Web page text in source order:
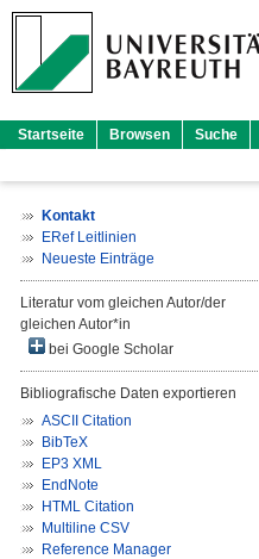
Startseite Browsen Suche
Kontakt
ERef Leitlinien
Neueste Einträge
Literatur vom gleichen Autor/der
gleichen Autor*in
bei Google Scholar
Bibliografische Daten exportieren
ASCII Citation
BibTeX
EP3 XML
EndNote
HTML Citation
Multiline CSV
Reference Manager